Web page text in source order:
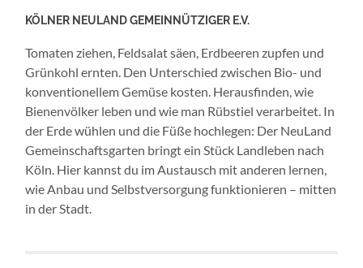
KÖLNER NEULAND GEMEINNÜTZIGER E.V.
Tomaten ziehen, Feldsalat säen, Erdbeeren zupfen und
Grünkohl ernten. Den Unterschied zwischen Bio- und
konventionellem Gemüse kosten. Herausfinden, wie
Bienenvölker leben und wie man Rübstiel verarbeitet. In
der Erde wühlen und die Füße hochlegen: Der NeuLand
Gemeinschaftsgarten bringt ein Stück Landleben nach
Köln. Hier kannst du im Austausch mit anderen lernen,
wie Anbau und Selbstversorgung funktionieren – mitten
in der Stadt.